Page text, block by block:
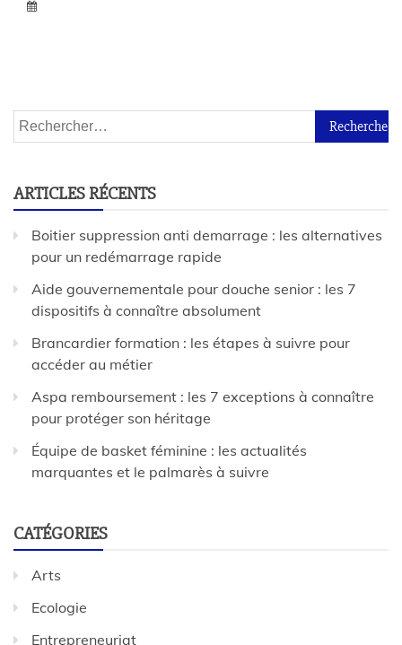
ARTICLES RÉCENTS
Boitier suppression anti demarrage : les alternatives
pour un redémarrage rapide
Aide gouvernementale pour douche senior : les 7
dispositifs à connaître absolument
Brancardier formation : les étapes à suivre pour
accéder au métier
Aspa remboursement : les 7 exceptions à connaître
pour protéger son héritage
Équipe de basket féminine : les actualités
marquantes et le palmarès à suivre
CATÉGORIES
Arts
Ecologie
Entrepreneuriat